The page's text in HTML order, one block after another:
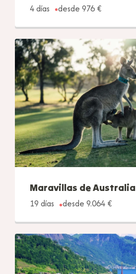
4 días
desde 976 €
Maravillas de Australia
19 días
desde 9.064 €